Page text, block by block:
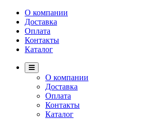
О компании
Доставка
Оплата
Контакты
Каталог
О компании
Доставка
Оплата
Контакты
Каталог